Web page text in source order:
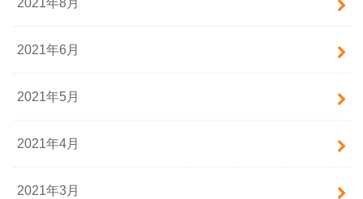
2021年6月
2021年5月
2021年4月
2021年3月